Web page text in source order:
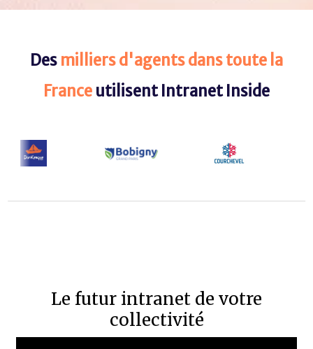
Des milliers d'agents dans toute la
France utilisent Intranet Inside
Le futur intranet de votre
collectivité